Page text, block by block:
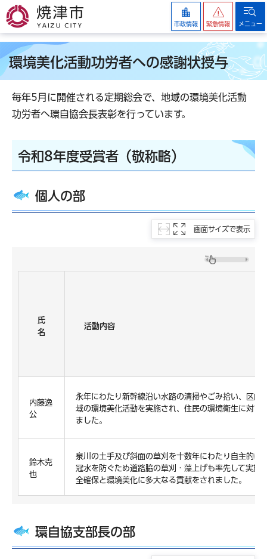
焼津市
市政情報 緊急情報 メニュー
環境美化活動功労者への感謝状授与
毎年5月に開催される定期総会で、地域の環境美化活動
功労者へ環自協会長表彰を行っています。
令和8年度受賞者（敬称略）
個人の部
画面サイズで表示
氏
名
活動内容
内藤逸
公
永年にわたり新幹線沿い水路の清掃やごみ拾い、区内
域の環境美化活動を実施され、住民の環境衛生に対す
ました。
鈴木克
也
泉川の土手及び斜面の草刈を十数年にわたり自主的に
冠水を防ぐため道路脇の草刈・藻上げも率先して実施
全確保と環境美化に多大なる貢献をされました。
環自協支部長の部